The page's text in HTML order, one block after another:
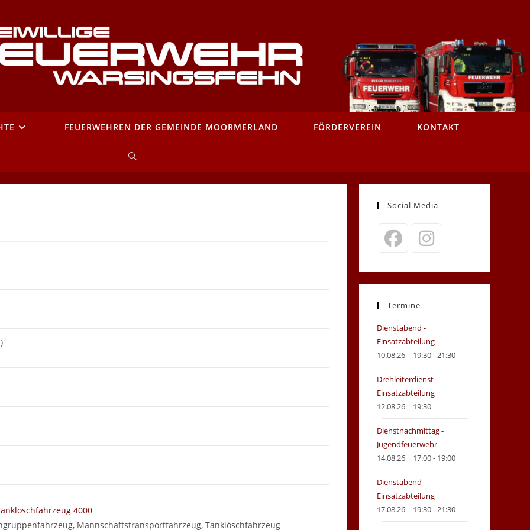
FEUERWEHREN DER GEMEINDE MOORMERLAND FÖRDERVEREIN KONTAKT
WEBSITE-
SUCHE
4000
Mannschaftstransportfahrzeug, Tanklöschfahrzeug
Social Media
in
new
in
new
Termine
Dienstabend -
Einsatzabteilung
10.08.26 | 19:30 - 21:30
Drehleiterdienst -
Einsatzabteilung
12.08.26 | 19:30
Dienstnachmittag -
Jugendfeuerwehr
14.08.26 | 17:00 - 19:00
Dienstabend -
Einsatzabteilung
17.08.26 | 19:30 - 21:30